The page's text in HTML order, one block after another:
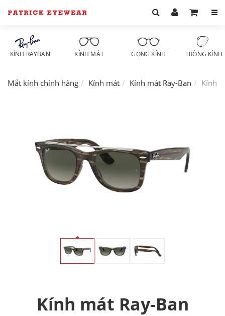
KÍNH RAYBAN KÍNH MÁT GỌNG KÍNH TRÒNG KÍNH
Mắt kính chính hãng Kính mát Kính mát Ray-Ban Kính
Kính mát Ray-Ban